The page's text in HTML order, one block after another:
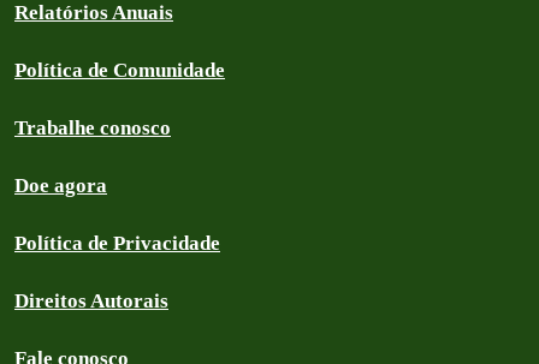
Relatórios Anuais
Política de Comunidade
Trabalhe conosco
Doe agora
Política de Privacidade
Direitos Autorais
Fale conosco